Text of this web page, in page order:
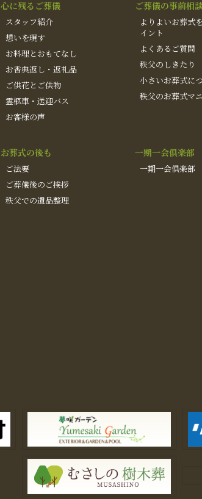
心に残るご葬儀
スタッフ紹介
想いを現す
お料理とおもてなし
お香典返し・返礼品
ご供花とご供物
霊柩車・送迎バス
お客様の声
ご葬儀の事前相
よりよいお葬式
イント
よくあるご質問
秩父のしきたり
小さいお葬式に
秩父のお葬式マ
お葬式の後も
ご法要
ご葬儀後のご挨拶
秩父での遺品整理
一期一会倶楽部
一期一会倶楽部